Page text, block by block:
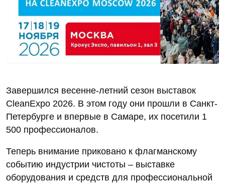
Завершился весенне-летний сезон выставок
CleanExpo 2026. В этом году они прошли в Санкт-
Петербурге и впервые в Самаре, их посетили 1
500 профессионалов.
Теперь внимание приковано к флагманскому
событию индустрии чистоты – выставке
оборудования и средств для профессиональной